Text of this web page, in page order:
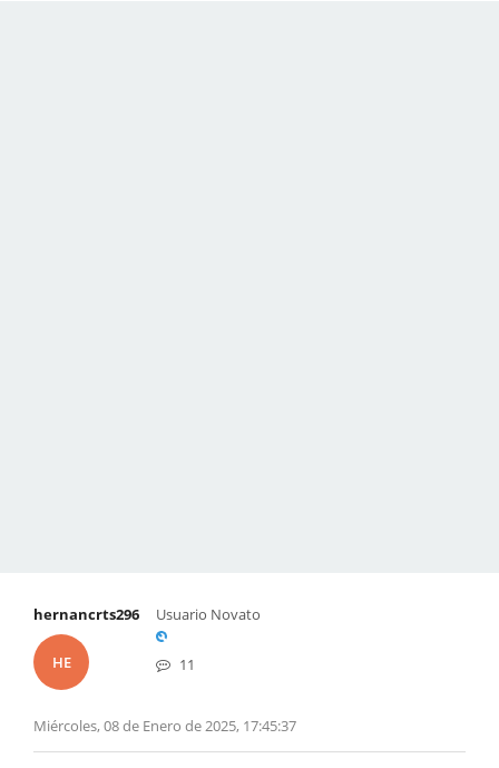
hernancrts296
HE
Usuario Novato
11
Miércoles, 08 de Enero de 2025, 17:45:37